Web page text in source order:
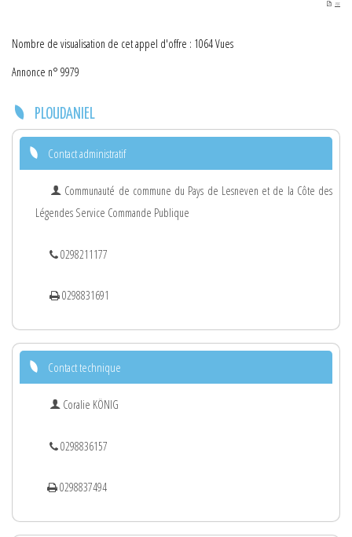
PDF
Nombre de visualisation de cet appel d'offre : 1064 Vues
Annonce n° 9979
PLOUDANIEL
Contact administratif
Communauté de commune du Pays de Lesneven et de la Côte des
Légendes Service Commande Publique
0298211177
0298831691
Contact technique
Coralie KÖNIG
0298836157
0298837494